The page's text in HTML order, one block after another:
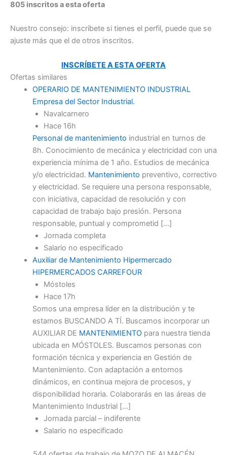
805 inscritos a esta oferta
Nuestro consejo: inscríbete si tienes el perfil, puede que se
ajuste más que el de otros inscritos.
INSCRÍBETE A ESTA OFERTA
Ofertas similares
OPERARIO DE MANTENIMIENTO INDUSTRIAL
Empresa del Sector Industrial.
Navalcarnero
Hace 16h
Personal de mantenimiento industrial en turnos de
8h. Conocimiento de mecánica y electricidad con una
experiencia mínima de 1 año. Estudios de mecánica
y/o electricidad. Mantenimiento preventivo, correctivo
y electricidad. Se requiere una persona responsable,
con iniciativa, capacidad de resolución y con
capacidad de trabajo bajo presión. Persona
responsable, puntual y comprometid […]
Jornada completa
Salario no especificado
Auxiliar de Mantenimiento Hipermercado
HIPERMERCADOS CARREFOUR
Móstoles
Hace 17h
Somos una empresa líder en la distribución y te
estamos BUSCANDO A TÍ. Buscamos incorporar un
AUXILIAR DE MANTENIMIENTOpara nuestra tienda
ubicada en MÓSTOLES. Buscamos personas con
formación técnica y experiencia en Gestión de
Mantenimiento. Con adaptación a entornos
dinámicos, en continua mejora de procesos, y
disponibilidad horaria. Colaborarás en las áreas de
Mantenimiento Industrial […]
Jornada parcial – indiferente
Salario no especificado